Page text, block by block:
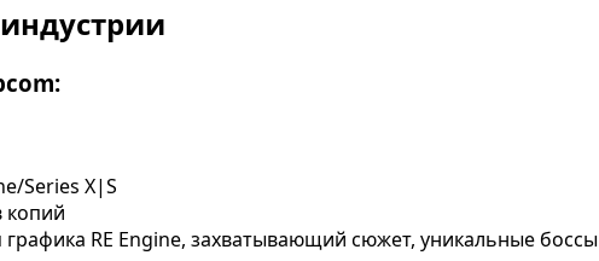
Series X|S
копий
RE Engine, захватывающий сюжет, уникальные боссы